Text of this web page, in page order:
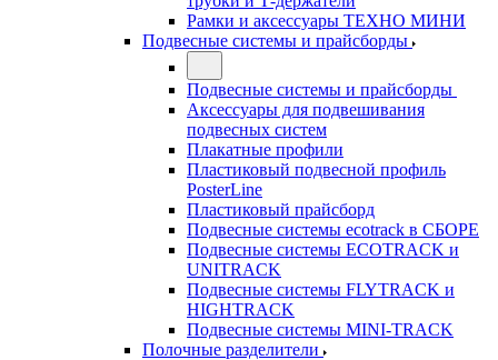
Рамки и аксессуары ТЕХНО МИНИ
Подвесные системы и прайсборды
Подвесные системы и прайсборды
Аксессуары для подвешивания
подвесных систем
Плакатные профили
Пластиковый подвесной профиль
PosterLine
Пластиковый прайсборд
Подвесные системы ecotrack в СБОРЕ
Подвесные системы ECOTRACK и
UNITRACK
Подвесные системы FLYTRACK и
HIGHTRACK
Подвесные системы MINI-TRACK
Полочные разделители